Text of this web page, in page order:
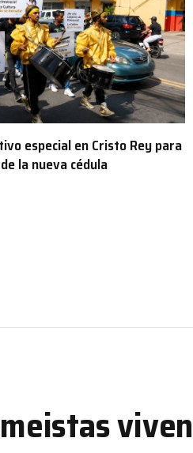
especial en Cristo Rey para
la nueva cédula